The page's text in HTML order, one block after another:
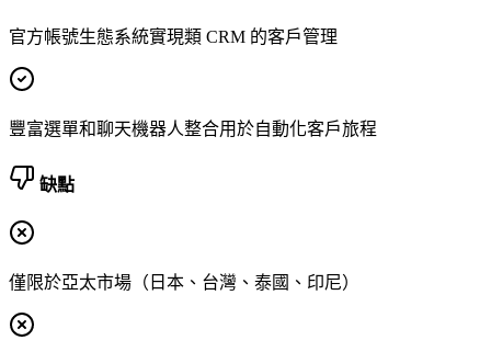
官方帳號生態系統實現類 CRM 的客戶管理
豐富選單和聊天機器人整合用於自動化客戶旅程
缺點
僅限於亞太市場（日本、台灣、泰國、印尼）